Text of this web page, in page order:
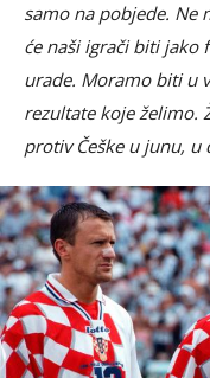
samo na pobjede. Ne
će naši igrači biti jako
urade. Moramo biti u
rezultate koje želimo.
protiv Češke u junu,